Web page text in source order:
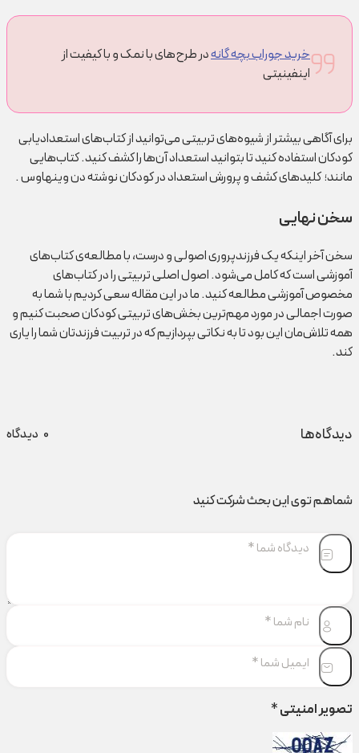
خرید جوراب بچه گانهدر طرح‌های با نمک و با کیفیت از
اینفینیتی
برای آگاهی بیشتر از شیوه‌های تربیتی می‌توانید از کتاب‌های استعدادیابی
کودکان استفاده کنید تا بتوانید استعداد آن‌ها را کشف کنید. کتاب‌هایی
مانند؛ کلیدهای کشف و پرورش استعداد در کودکان نوشته دن وینهاوس .
سخن نهایی
سخن آخر اینکه یک فرزندپروری اصولی و درست، با مطالعه‌ی کتاب‌های
آموزشی است که کامل می‌شود. اصول اصلی تربیتی را در کتاب‌های
مخصوص آموزشی مطالعه کنید. ما در این مقاله سعی کردیم با شما به
صورت اجمالی در مورد مهم‌ترین بخش‌های تربیتی کودکان صحبت کنیم و
همه تلاش‌مان این بود تا به نکاتی بپردازیم که در تربیت فرزندتان شما را یاری
کند.
دیدگاه‌ها 0 دیدگاه
شماهم توی این بحث شرکت کنید
تصویر امنیتی*